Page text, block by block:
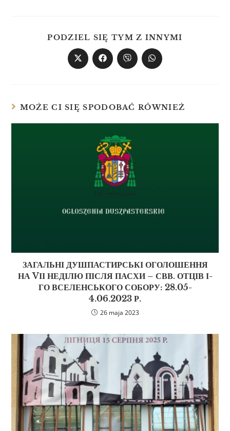
PODZIEL SIĘ TYM Z INNYMI
MOŻE CI SIĘ SPODOBAĆ RÓWNIEŻ
ЗАГАЛЬНІ ДУШПАСТИРСЬКІ ОГОЛОШЕННЯ
НА VІІ НЕДІЛЮ ПІСЛЯ ПАСХИ – СВВ. ОТЦІВ І-
ГО ВСЕЛЕНСЬКОГО СОБОРУ: 28.05-
4.06.2023 Р.
26 maja 2023